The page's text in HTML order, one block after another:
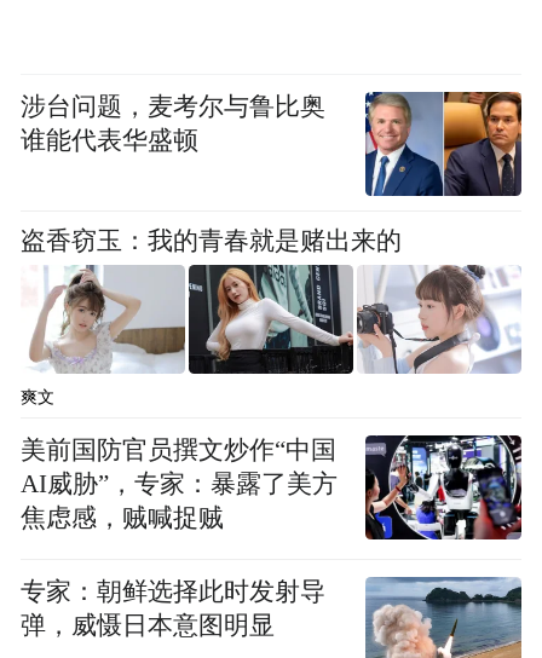
涉台问题，麦考尔与鲁比奥
谁能代表华盛顿
盗香窃玉：我的青春就是赌出来的
爽文
美前国防官员撰文炒作“中国
AI威胁”，专家：暴露了美方
焦虑感，贼喊捉贼
专家：朝鲜选择此时发射导
弹，威慑日本意图明显